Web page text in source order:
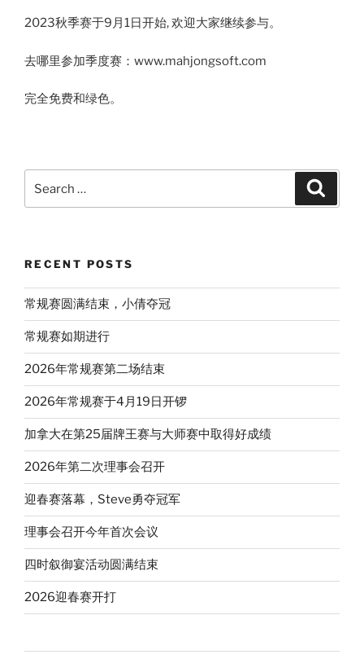
2023秋季赛于9月1日开始, 欢迎大家继续参与。
去哪里参加季度赛：www.mahjongsoft.com
完全免费和绿色。
RECENT POSTS
常规赛圆满结束，小倩夺冠
常规赛如期进行
2026年常规赛第二场结束
2026年常规赛于4月19日开锣
加拿大在第25届牌王赛与大师赛中取得好成绩
2026年第二次理事会召开
迎春赛落幕，Steve勇夺冠军
理事会召开今年首次会议
四时叙御宴活动圆满结束
2026迎春赛开打